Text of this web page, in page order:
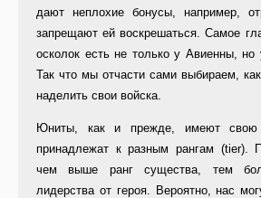
дают неплохие бонусы, например,
запрещают ей воскрешаться. Самое
осколок есть не только у Авиенны,
Так что мы отчасти сами выбираем,
наделить свои войска.
Юниты, как и прежде, имеют свою
принадлежат к разным рангам (tier).
чем выше ранг существа, тем
лидерства от героя. Вероятно, нас